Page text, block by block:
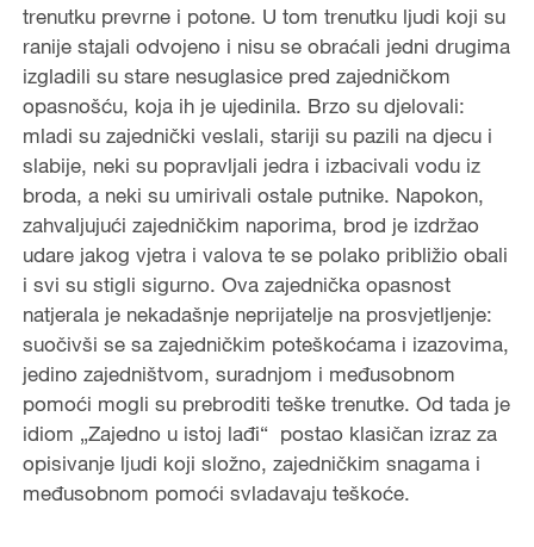
i
d
e
o
trenutku prevrne i potone. U tom trenutku ljudi koji su
ranije stajali odvojeno i nisu se obraćali jedni drugima
izgladili su stare nesuglasice pred zajedničkom
opasnošću, koja ih je ujedinila. Brzo su djelovali:
mladi su zajednički veslali, stariji su pazili na djecu i
slabije, neki su popravljali jedra i izbacivali vodu iz
broda, a neki su umirivali ostale putnike. Napokon,
zahvaljujući zajedničkim naporima, brod je izdržao
udare jakog vjetra i valova te se polako približio obali
i svi su stigli sigurno. Ova zajednička opasnost
natjerala je nekadašnje neprijatelje na prosvjetljenje:
suočivši se sa zajedničkim poteškoćama i izazovima,
jedino zajedništvom, suradnjom i međusobnom
pomoći mogli su prebroditi teške trenutke. Od tada je
idiom „Zajedno u istoj lađi“ postao klasičan izraz za
opisivanje ljudi koji složno, zajedničkim snagama i
međusobnom pomoći svladavaju teškoće.